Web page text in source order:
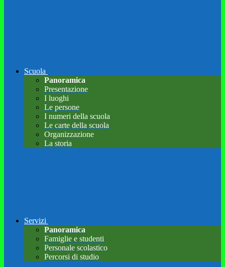
Scuola
Panoramica
Presentazione
I luoghi
Le persone
I numeri della scuola
Le carte della scuola
Organizzazione
La storia
Servizi
Panoramica
Famiglie e studenti
Personale scolastico
Percorsi di studio